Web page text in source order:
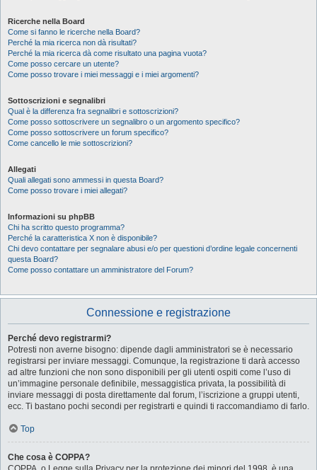
Ricerche nella Board
Come si fanno le ricerche nella Board?
Perché la mia ricerca non dà risultati?
Perché la mia ricerca dà come risultato una pagina vuota?
Come posso cercare un utente?
Come posso trovare i miei messaggi e i miei argomenti?
Sottoscrizioni e segnalibri
Qual è la differenza fra segnalibri e sottoscrizioni?
Come posso sottoscrivere un segnalibro o un argomento specifico?
Come posso sottoscrivere un forum specifico?
Come cancello le mie sottoscrizioni?
Allegati
Quali allegati sono ammessi in questa Board?
Come posso trovare i miei allegati?
Informazioni su phpBB
Chi ha scritto questo programma?
Perché la caratteristica X non è disponibile?
Chi devo contattare per segnalare abusi e/o per questioni d’ordine legale concernenti
questa Board?
Come posso contattare un amministratore del Forum?
Connessione e registrazione
Perché devo registrarmi?
Potresti non averne bisogno: dipende dagli amministratori se è necessario
registrarsi per inviare messaggi. Comunque, la registrazione ti darà accesso
ad altre funzioni che non sono disponibili per gli utenti ospiti come l’uso di
un’immagine personale definibile, messaggistica privata, la possibilità di
inviare messaggi di posta direttamente dal forum, l’iscrizione a gruppi utenti,
ecc. Ti bastano pochi secondi per registrarti e quindi ti raccomandiamo di farlo.
Top
Che cosa è COPPA?